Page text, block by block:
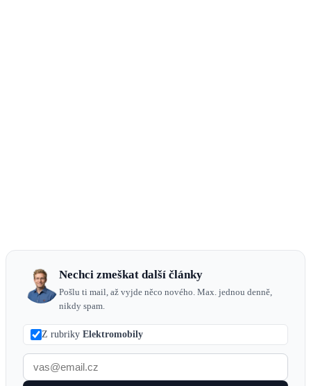
Nechci zmeškat další články
Pošlu ti mail, až vyjde něco nového. Max. jednou denně,
nikdy spam.
Z rubriky Elektromobily